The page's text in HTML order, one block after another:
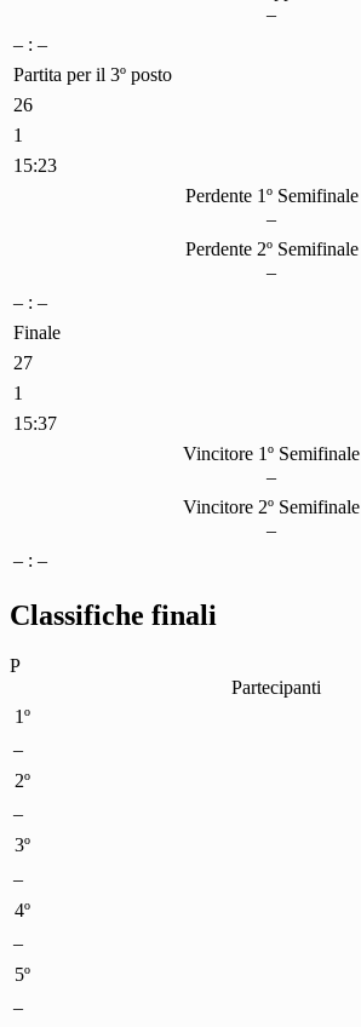
–
– : –
Partita per il 3º posto
26
1
15:23
Perdente 1º Semifinale
–
Perdente 2º Semifinale
–
– : –
Finale
27
1
15:37
Vincitore 1º Semifinale
–
Vincitore 2º Semifinale
–
– : –
Classifiche finali
P
Partecipanti
1º
–
2º
–
3º
–
4º
–
5º
–